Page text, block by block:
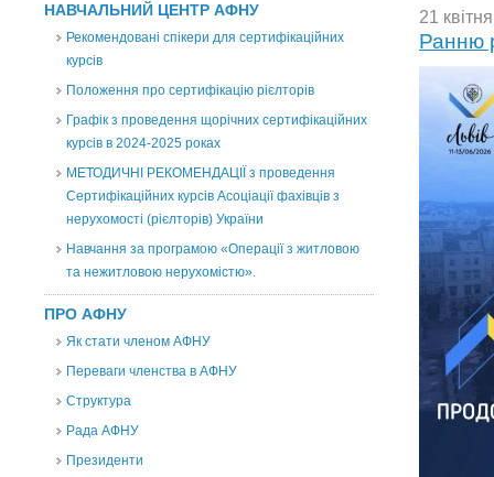
НАВЧАЛЬНИЙ ЦЕНТР АФНУ
Рекомендовані спікери для сертифікаційних
курсів
Положення про сертифікацію рієлторів
Графік з проведення щорічних сертифікаційних
курсів в 2024-2025 роках
МЕТОДИЧНІ РЕКОМЕНДАЦІЇ з проведення
Сертифікаційних курсів Асоціації фахівців з
нерухомості (рієлторів) України
Навчання за програмою «Операції з житловою
та нежитловою нерухомістю».
ПРО АФНУ
Як стати членом АФНУ
Переваги членства в АФНУ
Структура
Рада АФНУ
Президенти
21
Ранню